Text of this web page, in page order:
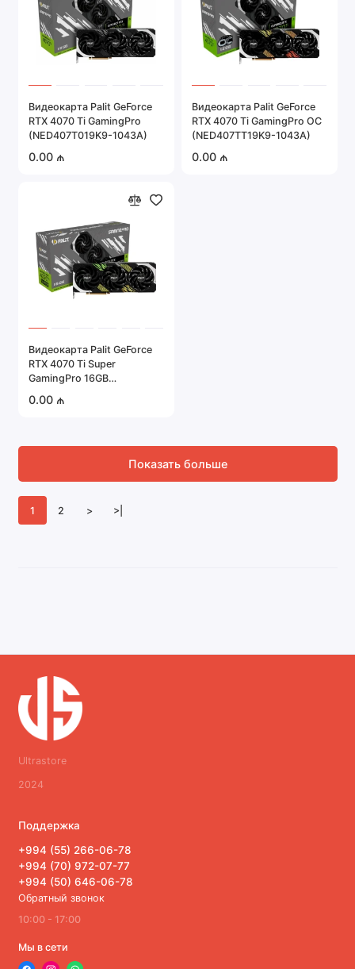
Видеокарта Palit GeForce
RTX 4070 Ti GamingPro
(NED407T019K9-1043A)
0.00 ₼
Видеокарта Palit GeForce
RTX 4070 Ti GamingPro OC
(NED407TT19K9-1043A)
0.00 ₼
Видеокарта Palit GeForce
RTX 4070 Ti Super
GamingPro 16GB
0.00 ₼
1 2 > >|
Показать больше
Ultrastore
2024
Поддержка
+994 (55) 266-06-78
+994 (70) 972-07-77
+994 (50) 646-06-78
Обратный звонок
10:00 - 17:00
Мы в сети